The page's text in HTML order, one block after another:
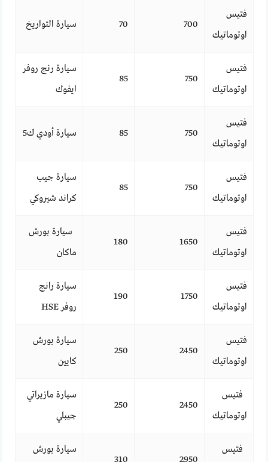
فتيس
اوتوماتيك
700
70 سيارة التواريخ
فتيس
اوتوماتيك
750
85
سيارة رنج روفر
ايفوك
فتيس
اوتوماتيك
750
85 سيارة أودي ك5
فتيس
اوتوماتيك
750
85
سيارة جيب
كراند شيروكي
فتيس
اوتوماتيك
1650
180
سيارة بورش
ماكان
فتيس
اوتوماتيك
1750
190
سيارة رانج
روفر HSE
فتيس
اوتوماتيك
2450
250
سيارة بورش
كايين
فتيس
اوتوماتيك
2450
250
سيارة مازيراتي
جيبلي
فتيس
2950
310
سيارة بورش